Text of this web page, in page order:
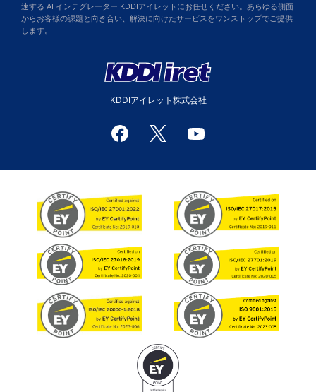
速する AI インテグレーター KDDIアイレットにお任せください。あらゆる側面
からお客様の課題と向き合い、解決に向けたサービスをワンストップでご提供
します。
KDDIアイレット株式会社